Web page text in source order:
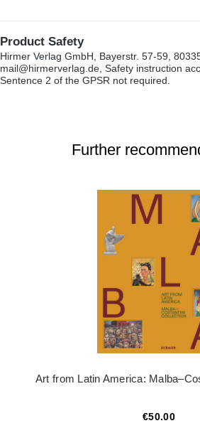
Product Safety
Hirmer Verlag GmbH, Bayerstr. 57-59,
mail@hirmerverlag.de, Safety instruction
Sentence 2 of the GPSR not required.
Further
Art from Latin America:
€50.00